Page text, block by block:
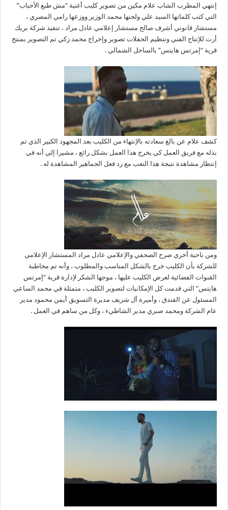
إنتهي المطرب الشاب علام مكين من تصوير كليب أغنية “مش طبع الأحباب”
التي كتب كلماتها السيد علي ولحنها محمد الوزير ووزعها رامي المصري ،
مستشار قانوني أشرف صالح مستشار إعلامي عادل مراد ، تنفيذ شركة بريك
أرت للإنتاج الفني وتنظيم الحفلات تصوير وإخراج محمد زكي تم التصوير بمنتج
قرية “إمرتس هايتس” بالساحل الشمالي .
كشف علام عن بالغ سعادته بالإنتهاء من الكليب بعد المجهود الكبير الذي تم
بذله مع فريق العمل كي يخرج هذا العمل بشكل رائع ، مشيرا إلي أنه في
إنتظار مشاهدة نتيجة هذا التعب مع رد فعل الجماهير المشاهدة له .
ومن ناحية أخري صرح الصحفي والإعلامي عادل مراد المستشار الإعلامي
للشركة بأن الكليب خرج بالشكل المناسب والمطلوب ، وأنه تم مخاطبة
القنوات الفضائية لعرض الكليب عليها ، موجها الشكر لإدارة قرية “إمرتس
هايتس” التي قدمت كل الإمكانيات لتصوير الكليب ، متمثلة في محمد الساعي
المسئول عن الفندق ، وأميرة أل شريف مديرة التسويق أيمن محمود مدير
عام الشركة ومحمد صبري مدير الشاطيء ، وكل من ساهم في العمل .